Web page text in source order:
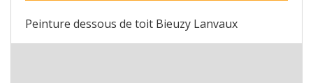
Peinture dessous de toit Bieuzy Lanvaux